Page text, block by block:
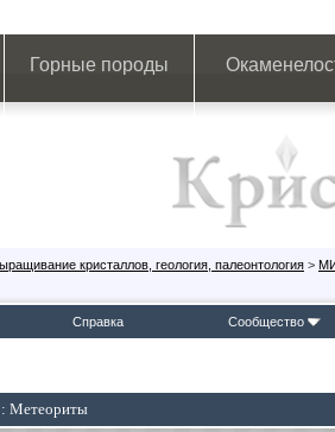
Горные породы
кристаллов, геология, палеонтология >
Справка Сообщество
: Метеориты